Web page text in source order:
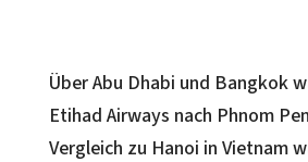
Über Abu Dhabi und Bangkok
Etihad Airways nach Phnom
Vergleich zu Hanoi in Vietnam